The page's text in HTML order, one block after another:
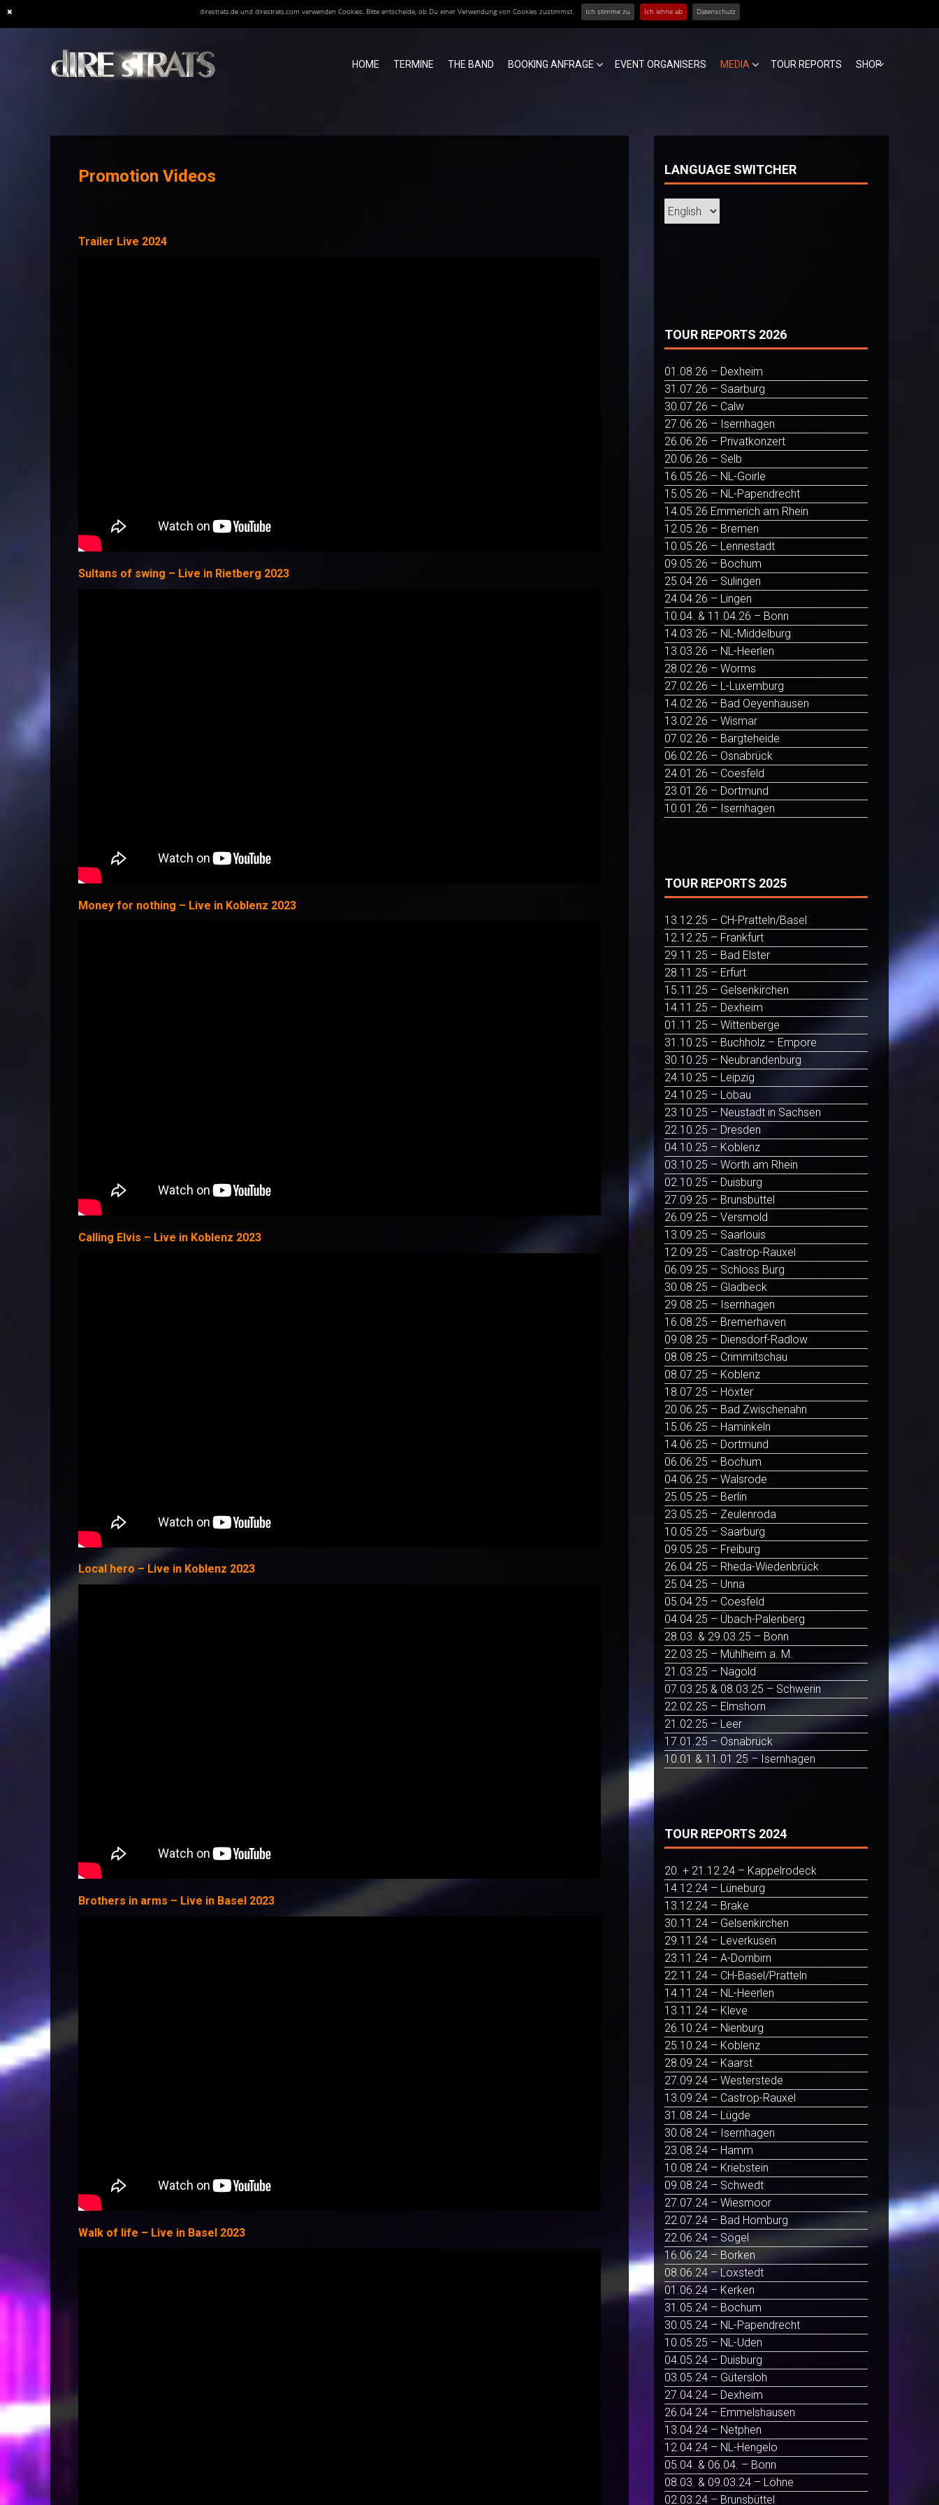
direstrats.de und direstrats.com verwenden Cookies. Bitte entscheide, ob Du einer Verwendung von Cookies zustimmst. Ich stimme zu Ich lehne ab Datenschutz
HOME TERMINE THE BAND BOOKING ANFRAGE EVENT ORGANISERS MEDIA TOUR REPORTS SHOP
Promotion Videos
Trailer Live 2024
Sultans of swing – Live in Rietberg 2023
Money for nothing – Live in Koblenz 2023
Calling Elvis – Live in Koblenz 2023
Local hero – Live in Koblenz 2023
Brothers in arms – Live in Basel 2023
Walk of life – Live in Basel 2023
LANGUAGE SWITCHER
TOUR REPORTS 2026
01.08.26 – Dexheim
31.07.26 – Saarburg
30.07.26 – Calw
27.06.26 – Isernhagen
26.06.26 – Privatkonzert
20.06.26 – Selb
16.05.26 – NL-Goirle
15.05.26 – NL-Papendrecht
14.05.26 Emmerich am Rhein
12.05.26 – Bremen
10.05.26 – Lennestadt
09.05.26 – Bochum
25.04.26 – Sulingen
24.04.26 – Lingen
10.04. & 11.04.26 – Bonn
14.03.26 – NL-Middelburg
13.03.26 – NL-Heerlen
28.02.26 – Worms
27.02.26 – L-Luxemburg
14.02.26 – Bad Oeyenhausen
13.02.26 – Wismar
07.02.26 – Bargteheide
06.02.26 – Osnabrück
24.01.26 – Coesfeld
23.01.26 – Dortmund
10.01.26 – Isernhagen
TOUR REPORTS 2025
13.12.25 – CH-Pratteln/Basel
12.12.25 – Frankfurt
29.11.25 – Bad Elster
28.11.25 – Erfurt
15.11.25 – Gelsenkirchen
14.11.25 – Dexheim
01.11.25 – Wittenberge
31.10.25 – Buchholz – Empore
30.10.25 – Neubrandenburg
24.10.25 – Leipzig
24.10.25 – Löbau
23.10.25 – Neustadt in Sachsen
22.10.25 – Dresden
04.10.25 – Koblenz
03.10.25 – Wörth am Rhein
02.10.25 – Duisburg
27.09.25 – Brunsbüttel
26.09.25 – Versmold
13.09.25 – Saarlouis
12.09.25 – Castrop-Rauxel
06.09.25 – Schloss Burg
30.08.25 – Gladbeck
29.08.25 – Isernhagen
16.08.25 – Bremerhaven
09.08.25 – Diensdorf-Radlow
08.08.25 – Crimmitschau
08.07.25 – Koblenz
18.07.25 – Höxter
20.06.25 – Bad Zwischenahn
15.06.25 – Haminkeln
14.06.25 – Dortmund
06.06.25 – Bochum
04.06.25 – Walsrode
25.05.25 – Berlin
23.05.25 – Zeulenroda
10.05.25 – Saarburg
09.05.25 – Freiburg
26.04.25 – Rheda-Wiedenbrück
25.04.25 – Unna
05.04.25 – Coesfeld
04.04.25 – Übach-Palenberg
28.03. & 29.03.25 – Bonn
22.03.25 – Mühlheim a. M.
21.03.25 – Nagold
07.03.25 & 08.03.25 – Schwerin
22.02.25 – Elmshorn
21.02.25 – Leer
17.01.25 – Osnabrück
10.01 & 11.01.25 – Isernhagen
TOUR REPORTS 2024
20. + 21.12.24 – Kappelrodeck
14.12.24 – Lüneburg
13.12.24 – Brake
30.11.24 – Gelsenkirchen
29.11.24 – Leverkusen
23.11.24 – A-Dornbirn
22.11.24 – CH-Basel/Pratteln
14.11.24 – NL-Heerlen
13.11.24 – Kleve
26.10.24 – Nienburg
25.10.24 – Koblenz
28.09.24 – Kaarst
27.09.24 – Westerstede
13.09.24 – Castrop-Rauxel
31.08.24 – Lügde
30.08.24 – Isernhagen
23.08.24 – Hamm
10.08.24 – Kriebstein
09.08.24 – Schwedt
27.07.24 – Wiesmoor
22.07.24 – Bad Homburg
22.06.24 – Sögel
16.06.24 – Borken
08.06.24 – Loxstedt
01.06.24 – Kerken
31.05.24 – Bochum
30.05.24 – NL-Papendrecht
10.05.25 – NL-Uden
04.05.24 – Duisburg
03.05.24 – Gütersloh
27.04.24 – Dexheim
26.04.24 – Emmelshausen
13.04.24 – Netphen
12.04.24 – NL-Hengelo
05.04. & 06.04. – Bonn
08.03. & 09.03.24 – Löhne
02.03.24 – Brunsbüttel